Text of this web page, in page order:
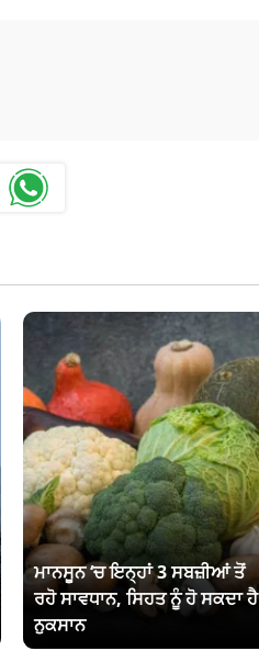
ਮਾਨਸੂਨ ‘ਚ ਇਨ੍ਹਾਂ 3 ਸਬਜ਼ੀਆਂ ਤੋਂ
ਰਹੋ ਸਾਵਧਾਨ, ਸਿਹਤ ਨੂੰ ਹੋ ਸਕਦਾ ਹੈ
ਨੁਕਸਾਨ